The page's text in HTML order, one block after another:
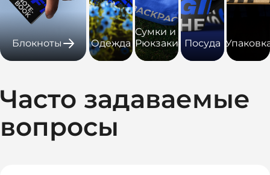
Блокноты Одежда
Сумки и
Рюкзаки Посуда
Часто задаваемые
вопросы